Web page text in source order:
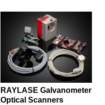
RAYLASE Galvanometer
Optical Scanners